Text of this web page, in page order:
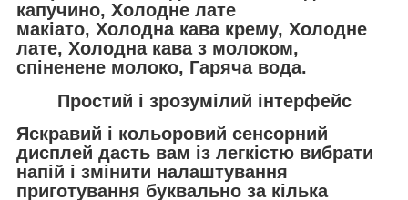
капучино, Холодне лате
макіато, Холодна кава крему, Холодне
лате, Холодна кава з молоком,
спіненене молоко, Гаряча вода.
Простий і зрозумілий інтерфейс
Яскравий і кольоровий сенсорний
дисплей дасть вам із легкістю вибрати
напій і змінити налаштування
приготування буквально за кілька